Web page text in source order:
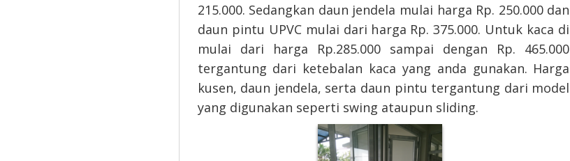
215.000. Sedangkan daun jendela mulai harga Rp. 250.000 dan
daun pintu UPVC mulai dari harga Rp. 375.000. Untuk kaca di
mulai dari harga Rp.285.000 sampai dengan Rp. 465.000
tergantung dari ketebalan kaca yang anda gunakan. Harga
kusen, daun jendela, serta daun pintu tergantung dari model
yang digunakan seperti swing ataupun sliding.